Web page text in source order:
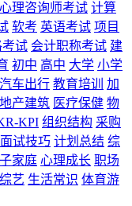
心理咨询师考试 计算
软考 英语考试 项目
试 会计职称考试 建
初中 高中 大学 小学
汽车出行 教育培训
加
产建筑 医疗保健 物
KPI 组织结构 采购
面试技巧 计划总结 综
家庭 心理成长 职场
艺 生活常识 体育游